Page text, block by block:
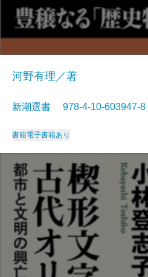
河野有理／著
新潮選書 978-4-10-
書籍電子書籍あり